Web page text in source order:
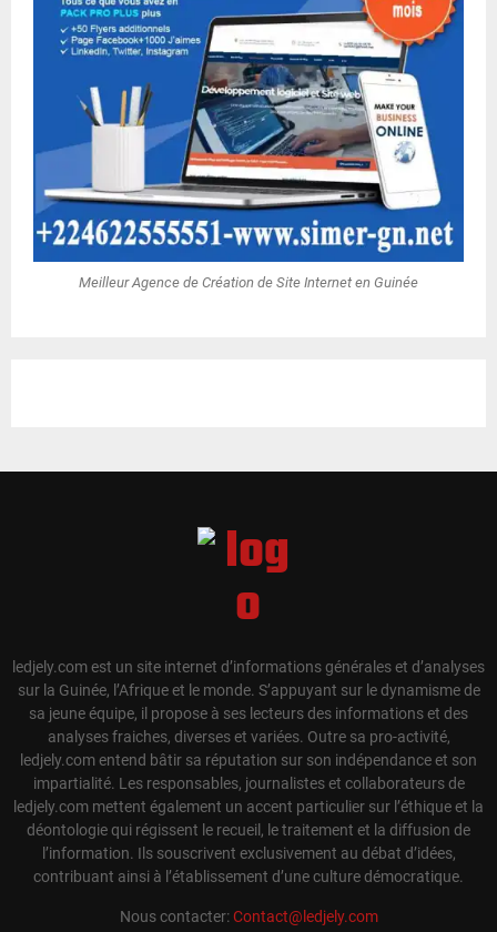
Meilleur Agence de Création de Site Internet en Guinée
ledjely.com est un site internet d’informations générales et d’analyses
sur la Guinée, l’Afrique et le monde. S’appuyant sur le dynamisme de
sa jeune équipe, il propose à ses lecteurs des informations et des
analyses fraiches, diverses et variées. Outre sa pro-activité,
ledjely.com entend bâtir sa réputation sur son indépendance et son
impartialité. Les responsables, journalistes et collaborateurs de
ledjely.com mettent également un accent particulier sur l’éthique et la
déontologie qui régissent le recueil, le traitement et la diffusion de
l’information. Ils souscrivent exclusivement au débat d’idées,
contribuant ainsi à l’établissement d’une culture démocratique.
Nous contacter:Contact@ledjely.com